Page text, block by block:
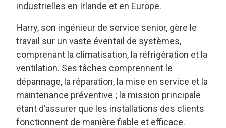
industrielles en Irlande et en Europe.
Harry, son ingénieur de service senior, gère le
travail sur un vaste éventail de systèmes,
comprenant la climatisation, la réfrigération et la
ventilation. Ses tâches comprennent le
dépannage, la réparation, la mise en service et la
maintenance préventive ; la mission principale
étant d’assurer que les installations des clients
fonctionnent de manière fiable et efficace.